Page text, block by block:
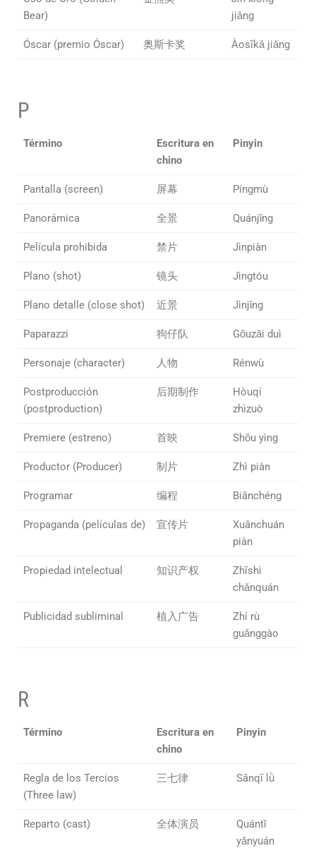
Bear)
jiǎng
Óscar (premio Óscar) 奥斯卡奖 Àosīkǎ jiǎng
P
Término
Escritura en
chino
Pinyin
Pantalla (screen) 屏幕 Píngmù
Panorámica 全景 Quánjǐng
Película prohibida 禁片 Jìnpiàn
Plano (shot) 镜头 Jìngtóu
Plano detalle (close shot) 近景 Jìnjǐng
Paparazzi 狗仔队 Gǒuzǎi duì
Personaje (character) 人物 Rénwù
Postproducción
(postproduction)
后期制作
Hòuqí
zhìzuò
Premiere (estreno) 首映 Shǒu yìng
Productor (Producer) 制片 Zhì piàn
Programar 编程 Biānchéng
Propaganda (películas de) 宣传片
Xuānchuán
piàn
Propiedad intelectual 知识产权
Zhīshì
chǎnquán
Publicidad subliminal 植入广告
Zhí rù
guǎnggào
R
Término
Escritura en
chino
Pinyin
Regla de los Tercios
(Three law)
三七律 Sānqī lǜ
Reparto (cast) 全体演员
Quántǐ
yǎnyuán